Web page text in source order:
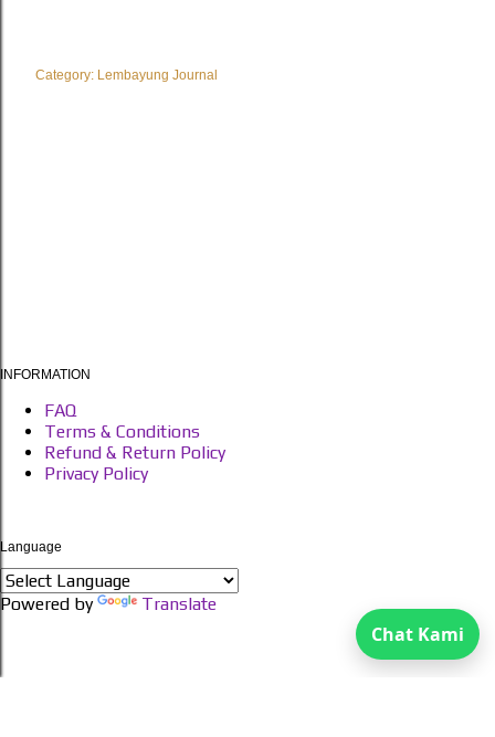
Category: Lembayung Journal
INFORMATION
FAQ
Terms & Conditions
Refund & Return Policy
Privacy Policy
Language
Powered by Translate
Chat Kami